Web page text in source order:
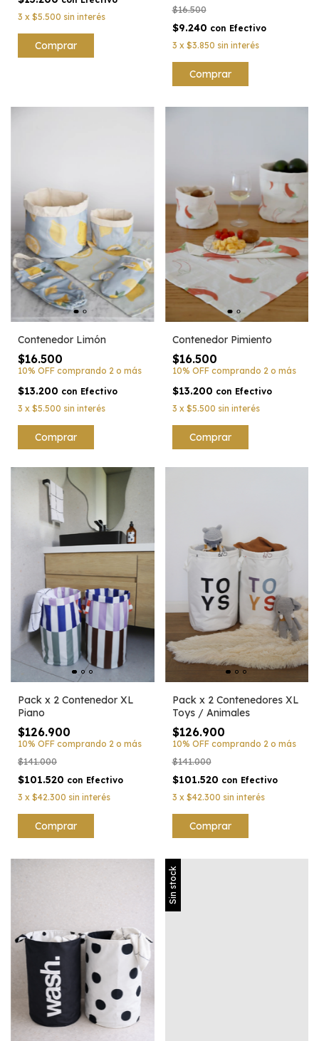
3 x $5.500 sin interés
Comprar
$16.500
$9.240 con Efectivo
3 x $3.850 sin interés
Contenedor Limón
$16.500
10% OFF comprando 2 o más
$13.200 con Efectivo
3 x $5.500 sin interés
Comprar
Contenedor Pimiento
$16.500
10% OFF comprando 2 o más
$13.200 con Efectivo
3 x $5.500 sin interés
Comprar
Pack x 2 Contenedor XL
Piano
$126.900
10% OFF comprando 2 o más
$141.000
$101.520 con Efectivo
3 x $42.300 sin interés
Pack x 2 Contenedores XL
Toys / Animales
$126.900
10% OFF comprando 2 o más
$141.000
$101.520 con Efectivo
3 x $42.300 sin interés
Comprar
Sin stock